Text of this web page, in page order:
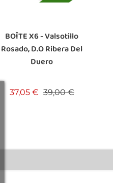
BOÎTE X6 - Valsotillo
Rosado, D.O Ribera Del
Duero
37,05 € Prix de base
39,00 €Prix